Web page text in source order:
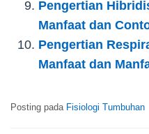
Pengertian
Manfaat dan
Pengertian
Manfaat dan
Posting pada Fisiologi Tumbuhan